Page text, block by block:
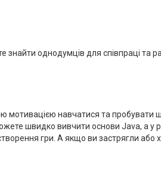
однодумців для співпраці та
мотивацією навчатися та
швидко вивчити основи Java, а у
гри. А якщо ви застрягли